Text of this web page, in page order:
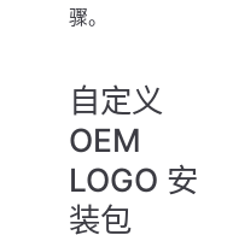
骤。
自定义
OEM
LOGO 安
装包